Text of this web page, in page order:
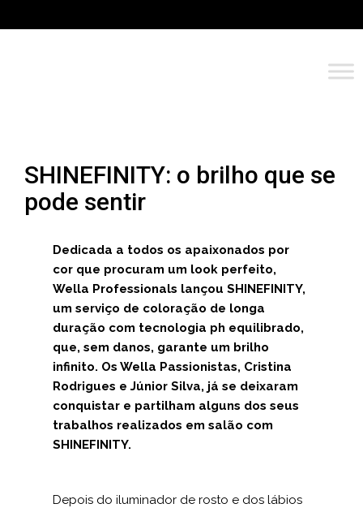
SHINEFINITY: o brilho que se
pode sentir
Dedicada a todos os apaixonados por
cor que procuram um look perfeito,
Wella Professionals lançou SHINEFINITY,
um serviço de coloração de longa
duração com tecnologia ph equilibrado,
que, sem danos, garante um brilho
infinito. Os Wella Passionistas, Cristina
Rodrigues e Júnior Silva, já se deixaram
conquistar e partilham alguns dos seus
trabalhos realizados em salão com
SHINEFINITY.
Depois do iluminador de rosto e dos lábios